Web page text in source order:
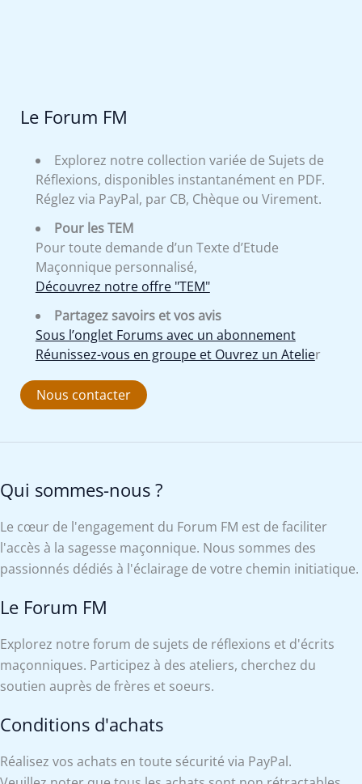
Le Forum FM
Explorez notre collection variée de Sujets de
Réflexions, disponibles instantanément en PDF.
Réglez via PayPal, par CB, Chèque ou Virement.
Pour les TEM
Pour toute demande d’un Texte d’Etude
Maçonnique personnalisé,
Découvrez notre offre "TEM"
Partagez savoirs et vos avis
Sous l’onglet Forums avec un abonnement
Réunissez-vous en groupe et Ouvrez un Atelier
Nous contacter
Qui sommes-nous ?
Le cœur de l'engagement du Forum FM est de faciliter
l'accès à la sagesse maçonnique. Nous sommes des
passionnés dédiés à l'éclairage de votre chemin initiatique.
Le Forum FM
Explorez notre forum de sujets de réflexions et d'écrits
maçonniques. Participez à des ateliers, cherchez du
soutien auprès de frères et soeurs.
Conditions d'achats
Réalisez vos achats en toute sécurité via PayPal.